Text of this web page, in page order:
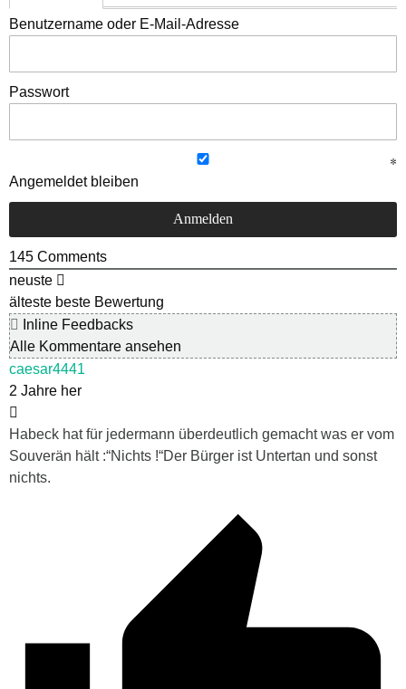
Benutzername oder E-Mail-Adresse
Passwort
Angemeldet bleiben
145 Comments
neuste
älteste beste Bewertung
Inline Feedbacks
Alle Kommentare ansehen
caesar4441
2 Jahre her
Habeck hat für jedermann überdeutlich gemacht was er vom
Souverän hält :“Nichts !“Der Bürger ist Untertan und sonst
nichts.